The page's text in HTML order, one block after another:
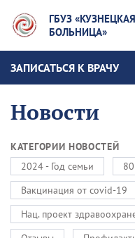
ГБУЗ
БОЛЬНИЦА»
ЗАПИСАТЬСЯ К ВРАЧУ
Новости
КАТЕГОРИИ НОВОСТЕЙ
2024 - Год семьи
Вакцинация от covid-19
Нац. проект